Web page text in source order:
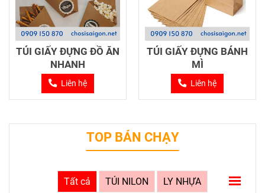
TÚI GIẤY ĐỰNG ĐỒ ĂN
NHANH
Liên hệ
TÚI GIẤY ĐỰNG BÁNH
MÌ
Liên hệ
TOP BÁN CHẠY
Tất cả TÚI NILON LY NHỰA